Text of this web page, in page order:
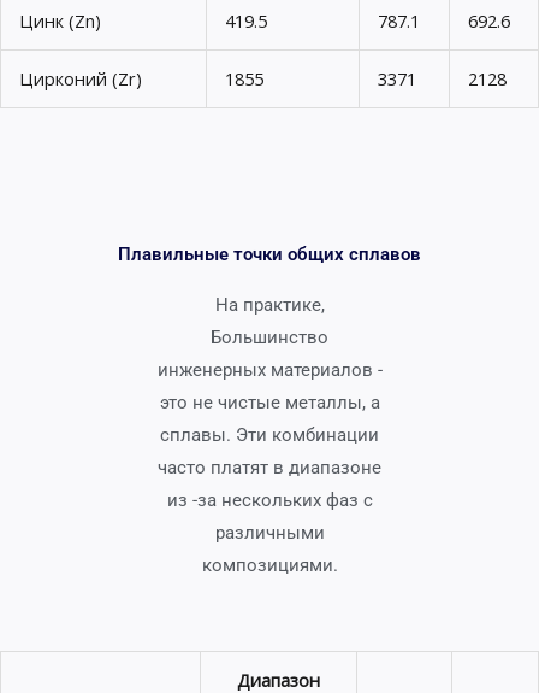
Цинк (Zn) 419.5 787.1 692.6
Цирконий (Zr) 1855 3371 2128
Плавильные точки общих сплавов
На практике,
Большинство
инженерных материалов -
это не чистые металлы, а
сплавы. Эти комбинации
часто платят в диапазоне
из -за нескольких фаз с
различными
композициями.
Диапазон